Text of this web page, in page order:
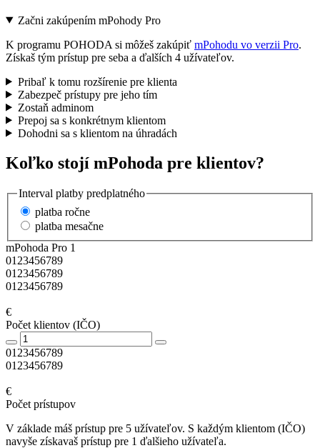
Začni zakúpením mPohody Pro
K programu POHODA si môžeš zakúpiť mPohodu vo verzii Pro.
Získaš tým prístup pre seba a ďalších 4 užívateľov.
Pribaľ k tomu rozšírenie pre klienta
Zabezpeč prístupy pre jeho tím
Zostaň adminom
Prepoj sa s konkrétnym klientom
Dohodni sa s klientom na úhradách
Koľko stojí mPohoda pre klientov?
Interval platby predplatného
platba ročne
platba mesačne
mPohoda Pro 1
01 23456789
01 23456789
01 23456789
€
Počet klientov (IČO)
01 23456789
01 23456789
€
Počet prístupov
V základe máš prístup pre 5 užívateľov. S každým klientom (IČO)
navyše získavaš prístup pre 1 ďalšieho užívateľa.